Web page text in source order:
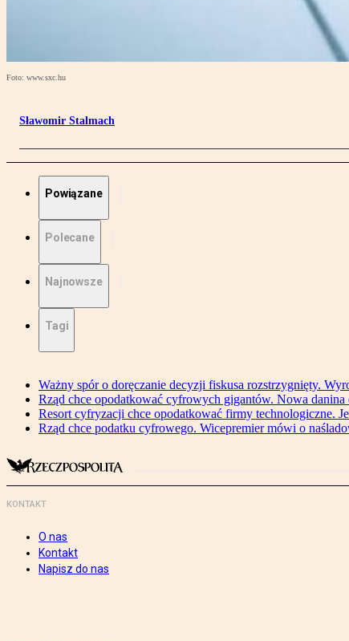
Foto: www.sxc.hu
Sławomir Stalmach
Powiązane
Polecane
Najnowsze
Tagi
Ważny spór o doręczanie decyzji fiskusa rozstrzygnięty.
Rząd chce opodatkować cyfrowych gigantów. Nowa danina
Resort cyfryzacji chce opodatkować firmy technologiczne.
Rząd chce podatku cyfrowego. Wicepremier mówi o
KONTAKT
O nas
Kontakt
Napisz do nas